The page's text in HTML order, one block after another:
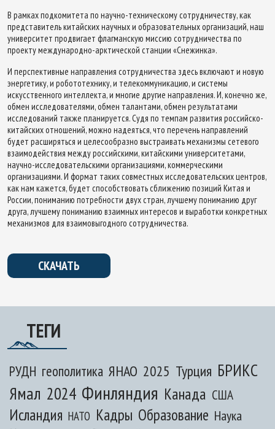
В рамках подкомитета по научно-техническому сотрудничеству, как
представитель китайских научных и образовательных организаций, наш
университет продвигает флагманскую миссию сотрудничества по
проекту международно-арктической станции «Снежинка».
И перспективные направления сотрудничества здесь включают и новую
энергетику, и робототехнику, и телекоммуникацию, и системы
искусственного интеллекта, и многие другие направления. И, конечно же,
обмен исследователями, обмен талантами, обмен результатами
исследований также планируется. Судя по темпам развития российско-
китайских отношений, можно надеяться, что перечень направлений
будет расширяться и целесообразно выстраивать механизмы сетевого
взаимодействия между российскими, китайскими университетами,
научно-исследовательскими организациями, коммерческими
организациями. И формат таких совместных исследовательских центров,
как нам кажется, будет способствовать сближению позиций Китая и
России, пониманию потребности двух стран, лучшему пониманию друг
друга, лучшему пониманию взаимных интересов и выработки конкретных
механизмов для взаимовыгодного сотрудничества.
СКАЧАТЬ
ТЕГИ
РУДН геополитика ЯНАО 2025 Турция БРИКС
Ямал 2024 Финляндия Канада США
Исландия НАТО Кадры Образование Наука